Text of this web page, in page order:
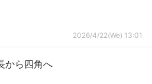
2026/4/22(We) 13:01
から四角へ